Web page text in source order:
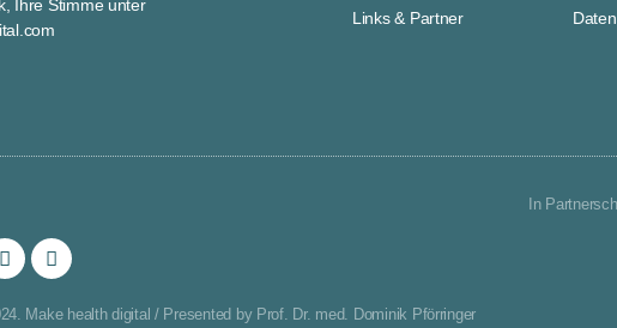
Ihre Stimme unter
Links & Partner
Make health digital / Presented by Prof. Dr. med. Dominik Pförringer
In